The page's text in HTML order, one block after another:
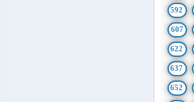
592
607
622
637
652